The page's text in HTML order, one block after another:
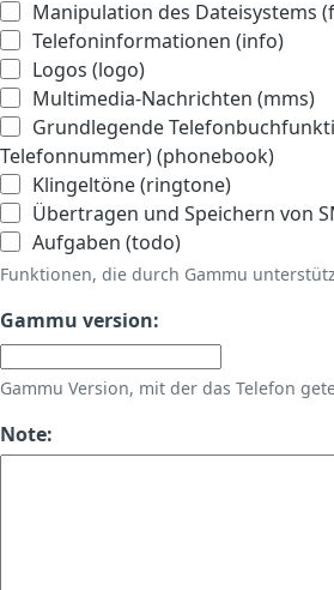
Manipulation des Dateisystems
Telefoninformationen (info)
Logos (logo)
Multimedia-Nachrichten (mms)
Grundlegende
Telefonnummer) (phonebook)
Klingeltöne (ringtone)
Übertragen und Speichern von
Aufgaben (todo)
Funktionen, die durch Gammu
Gammu version:
Gammu Version, mit der das Telefon
Note: